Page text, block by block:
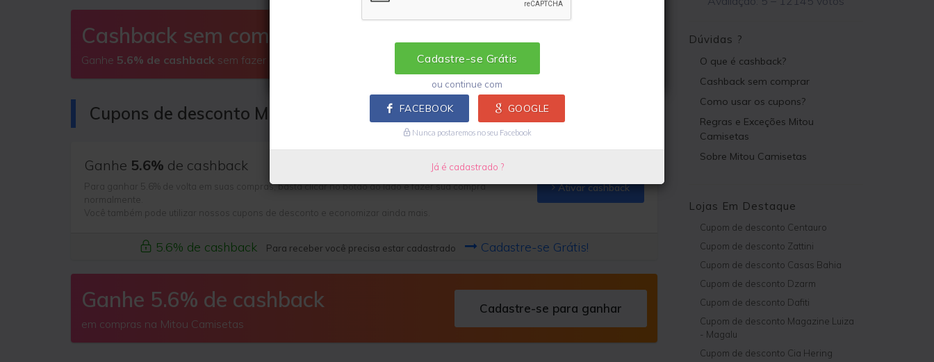
Ir pra loja
Cashback sem comprar
Ganhe 5.6% de cashback sem fazer compras
Cadastre-se para ganhar
Cupons de desconto Mitou Camisetas
Ganhe 5.6% de cashback
Para ganhar 5.6% de volta em suas compras, basta clicar no botão ao lado e fazer sua compra
normalmente.
Você também pode utilizar nossos cupons de desconto e economizar ainda mais.
Ativar cashback
5.6% de cashback Para receber você precisa estar cadastrado Cadastre-se Grátis!
Ganhe 5.6% de cashback
em compras na Mitou Camisetas
Cadastre-se para ganhar
Dúvidas ?
O que é cashback?
Cashback sem comprar
Como usar os cupons?
Regras e Exceções Mitou
Camisetas
Sobre Mitou Camisetas
Lojas Em Destaque
Cupom de desconto Centauro
Cupom de desconto Zattini
Cupom de desconto Casas Bahia
Cupom de desconto Dzarm
Cupom de desconto Dafiti
Cupom de desconto Magazine Luiza
- Magalu
Cupom de desconto Cia Hering
Cadastre-se Grátis
ou continue com
FACEBOOK GOOGLE
Nunca postaremos no seu Facebook
Já é cadastrado ?